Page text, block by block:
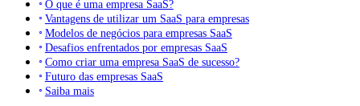
O que é uma empresa SaaS?
Vantagens de utilizar um SaaS para empresas
Modelos de negócios para empresas SaaS
Desafios enfrentados por empresas SaaS
Como criar uma empresa SaaS de sucesso?
Futuro das empresas SaaS
Saiba mais